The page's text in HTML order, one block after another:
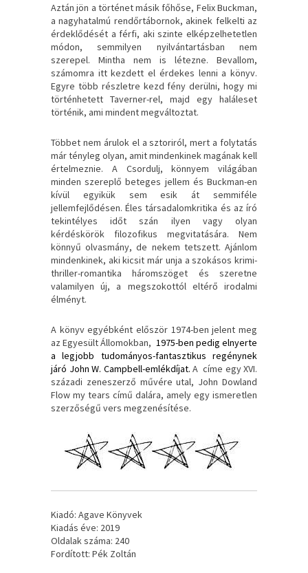
Aztán jön a történet másik főhőse, Felix Buckman,
a nagyhatalmú rendőrtábornok, akinek felkelti az
érdeklődését a férfi, aki szinte elképzelhetetlen
módon, semmilyen nyilvántartásban nem
szerepel. Mintha nem is létezne. Bevallom,
számomra itt kezdett el érdekes lenni a könyv.
Egyre több részletre kezd fény derülni, hogy mi
történhetett Taverner-rel, majd egy haláleset
történik, ami mindent megváltoztat.
Többet nem árulok el a sztoriról, mert a folytatás
már tényleg olyan, amit mindenkinek magának kell
értelmeznie. A Csordulj, könnyem világában
minden szereplő beteges jellem és Buckman-en
kívül egyikük sem esik át semmiféle
jellemfejlődésen. Éles társadalomkritika és az író
tekintélyes időt szán ilyen vagy olyan
kérdéskörök filozofikus megvitatására. Nem
könnyű olvasmány, de nekem tetszett. Ajánlom
mindenkinek, aki kicsit már unja a szokásos krimi-
thriller-romantika háromszöget és szeretne
valamilyen új, a megszokottól eltérő irodalmi
élményt.
A könyv egyébként először 1974-ben jelent meg
az Egyesült Állomokban, 1975-ben pedig elnyerte
a legjobb tudományos-fantasztikus regénynek
járó John W. Campbell-emlékdíjat. A címe egy XVI.
századi zeneszerző művére utal, John Dowland
Flow my tears című dalára, amely egy ismeretlen
szerzőségű vers megzenésítése.
Kiadó: Agave Könyvek
Kiadás éve: 2019
Oldalak száma: 240
Fordított: Pék Zoltán